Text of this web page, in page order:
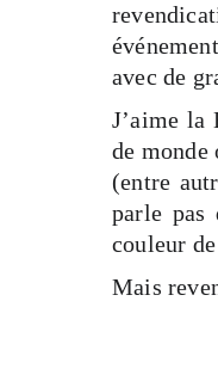
avec de
J’aime la
de monde
(entre
parle pas
couleur
Mais